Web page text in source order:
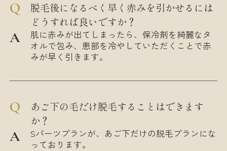
脱毛後になるべく早く赤みを引かせるには
どうすれば良いですか？
肌に赤みが出てしまったら、保冷剤を綺麗なタ
オルで包み、患部を冷やしていただくことで赤
みが早く引きます。
あご下の毛だけ脱毛することはできます
か？
Sパーツプランが、あご下だけの脱毛プランにな
っております。